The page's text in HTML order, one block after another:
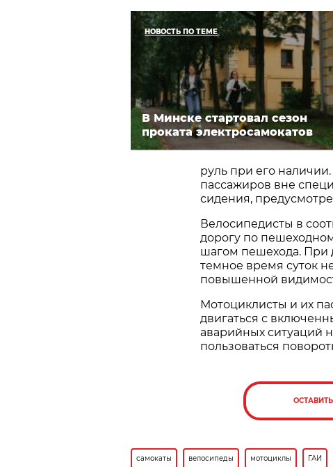
НОВОСТЬ ПО ТЕМЕ
В Минске стартовал сезон
проката электросамокатов
руль при его
пассажиров вне
сидения,
Велосипедисты в
дорогу по
шагом пешехода. При
темное время суток
повышенной
Мотоциклисты и их
двигаться с
аварийных ситуаций
пользоваться
самокаты велосипеды мотоциклы ГАИ